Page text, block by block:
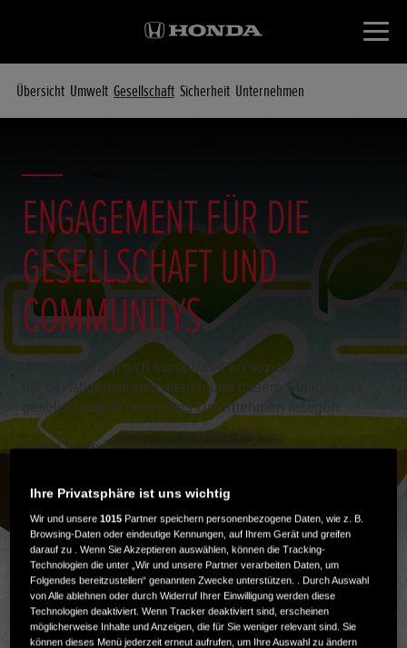
Übersicht Umwelt Gesellschaft Sicherheit Unternehmen
ENGAGEMENT FÜR DIE
GESELLSCHAFT UND
COMMUNITYS
Honda beteiligt sich europaweit an sozialen Initiativen,
die der Allgemeinheit dienen und unsere Stellung als
gesellschaftlich relevantes Unternehmen festigen.
Dabei lassen wir uns von unserem Grundprinzip des
Beiträge für Communitys und für die Gesellschaft als
Ihre Privatsphäre ist uns wichtig
Wir und unsere1015 Partner speichern personenbezogene Daten, wie z. B.
Browsing-Daten oder eindeutige Kennungen, auf Ihrem Gerät und greifen
darauf zu . Wenn Sie Akzeptieren auswählen, können die Tracking-
Technologien die unter „Wir und unsere Partner verarbeiten Daten, um
Folgendes bereitzustellen“ genannten Zwecke unterstützen. . Durch Auswahl
von Alle ablehnen oder durch Widerruf Ihrer Einwilligung werden diese
Technologien deaktiviert. Wenn Tracker deaktiviert sind, erscheinen
möglicherweise Inhalte und Anzeigen, die für Sie weniger relevant sind. Sie
können dieses Menü jederzeit erneut aufrufen, um Ihre Auswahl zu ändern